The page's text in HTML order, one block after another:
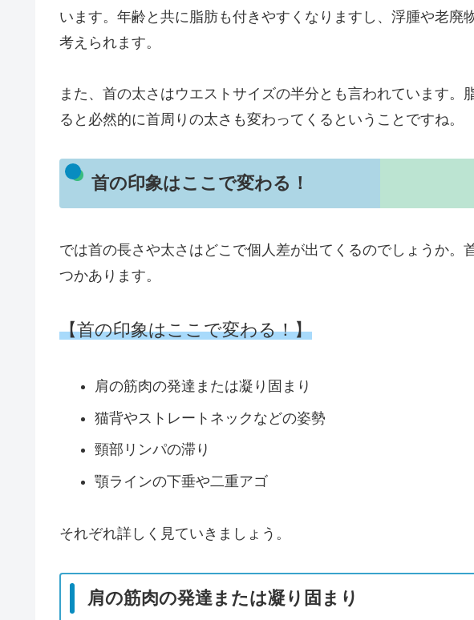
います。年齢と共に脂肪も付きやすくなりますし、浮腫や老廃
考えられます。
また、首の太さはウエストサイズの半分とも言われています。
ると必然的に首周りの太さも変わってくるということですね。
首の印象はここで変わる！
では首の長さや太さはどこで個人差が出てくるのでしょうか。
つかあります。
【首の印象はここで変わる！】
肩の筋肉の発達または凝り固まり
猫背やストレートネックなどの姿勢
頸部リンパの滞り
顎ラインの下垂や二重アゴ
それぞれ詳しく見ていきましょう。
肩の筋肉の発達または凝り固まり